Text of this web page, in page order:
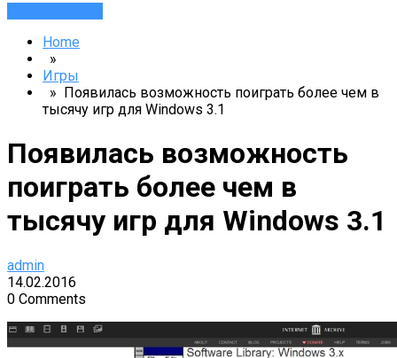
Home
»
Игры
» Появилась возможность поиграть более чем в
тысячу игр для Windows 3.1
Появилась возможность
поиграть более чем в
тысячу игр для Windows 3.1
admin
14.02.2016
0 Comments